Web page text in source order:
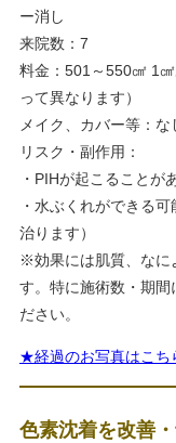
ー消し
来院数：7
料金：501～550㎠ 1
って異なります）
メイク、カバー等：な
リスク・副作用：
・PIHが起こることが
・水ぶくれができる
治ります）
※効果には肌質、なに
す。特に施術数・期間
ださい。
★経過のお写真はこ
色素沈着を改善